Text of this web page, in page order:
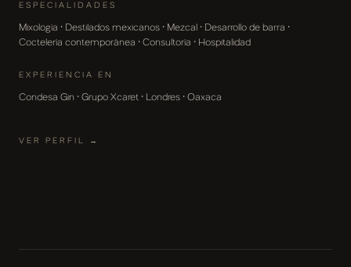
ESPECIALIDADES
Mixología · Destilados mexicanos · Mezcal · Desarrollo de barra ·
Coctelería contemporánea · Consultoría · Hospitalidad
EXPERIENCIA EN
Condesa Gin · Grupo Xcaret · Londres · Oaxaca
VER PERFIL →